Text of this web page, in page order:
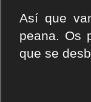
Así que
peana. Os
que se